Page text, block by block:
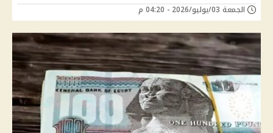
الجمعة 03/يوليو/2026 - 04:20 م